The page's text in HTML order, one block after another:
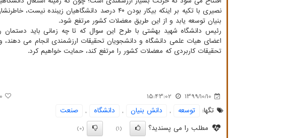
نصیری با تکیه بر اینکه بیکار بودن ۴۰ درصد
بنیان توسعه یابد و از این طریق معضلات کشور مرتفع شود.
رئیس دانشگاه شهید بهشتی با طرح این سوال که تا چه زمانی باید دستمان
اعضای هیات علمی دانشگاه و دانشجویان تحقیقات ارزشمندی انجام می دهند،
تحقیقات کاربردی که معضلات کشور را مرتفع کند، حمایت خواهیم کرد.
1399/10/10
15:43:02
تگها:
توسعه , دانش بنیان , دانشگاه ,
صنعت
مطلب را می پسندید؟
(1)
(0)